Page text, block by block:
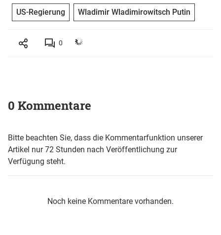
US-Regierung Wladimir Wladimirowitsch Putin
0
0 Kommentare
Bitte beachten Sie, dass die Kommentarfunktion unserer
Artikel nur 72 Stunden nach Veröffentlichung zur
Verfügung steht.
Noch keine Kommentare vorhanden.